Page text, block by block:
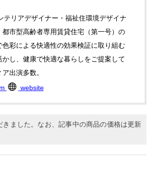
リアデザイナー・福祉住環境デザイナ
市型高齢者専用賃貸住宅（第一号）の
彩による快適性の効果検証に取り組む
し、健康で快適な暮らしをご提案して
出演多数。
website
ました。なお、記事中の商品の価格は更新